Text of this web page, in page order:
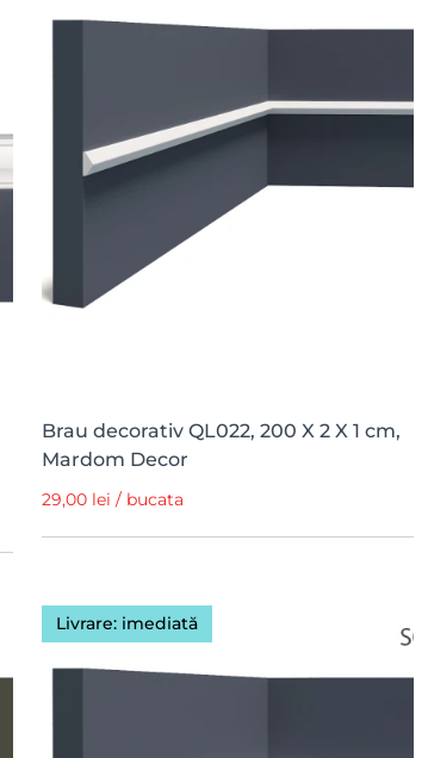
Brau decorativ QL022, 200 X 2 X 1 cm,
Mardom Decor
29,00 lei / bucata
Livrare: imediată